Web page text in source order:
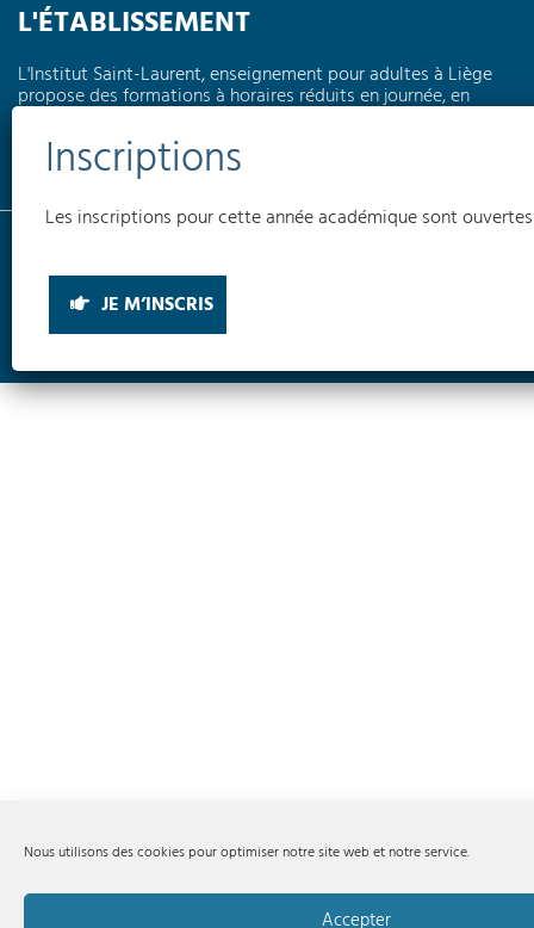
Nous utilisons des cookies pour optimiser notre site web et notre service.
Accepter
L'ÉTABLISSEMENT
L'Institut Saint-Laurent, enseignement pour adultes à Liège
propose des formations à horaires réduits en journée, en
que l'électricité, la pédagogie, l'informatique, les langues,
l'électromécanique...
Conditions générales Politique de confidentialité
Politique de cookies
INSTITUT SAINT-LAURENT EA © 2026
Les inscriptions pour cette année académique sont
JE M’INSCRIS